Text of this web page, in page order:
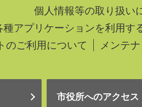
個人情報等の取り扱い
種アプリケーションを利用す
のご利用について
メンテ
市役所へのアクセス